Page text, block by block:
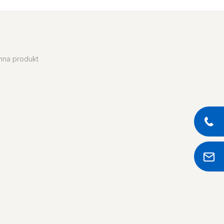
produkt